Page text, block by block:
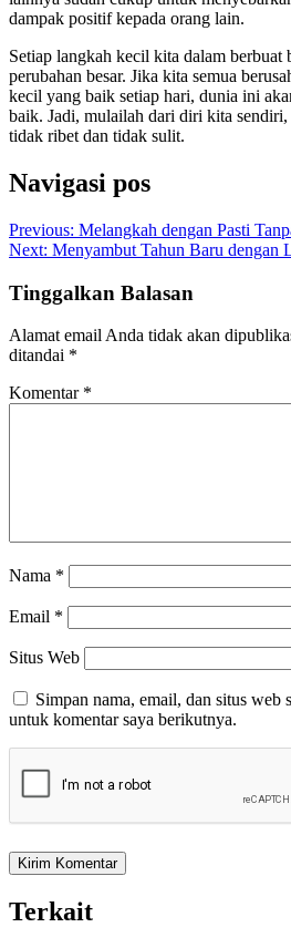
dampak positif kepada orang lain.
Setiap langkah kecil kita dalam berbuat
perubahan besar. Jika kita semua
kecil yang baik setiap hari, dunia ini
baik. Jadi, mulailah dari diri kita
tidak ribet dan tidak sulit.
Navigasi pos
Previous: Melangkah dengan Pasti
Next: Menyambut Tahun Baru dengan
Tinggalkan Balasan
Alamat email Anda tidak akan
ditandai *
Komentar *
Nama *
Email *
Situs Web
Simpan nama, email, dan situs web
untuk komentar saya berikutnya.
Terkait